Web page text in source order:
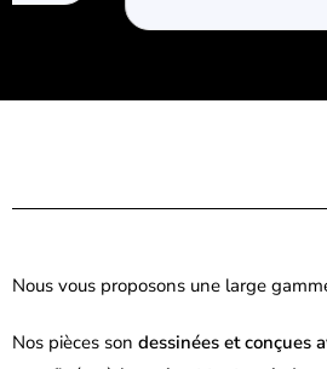
Nous vous proposons une large
Nos pièces son dessinées et conçues